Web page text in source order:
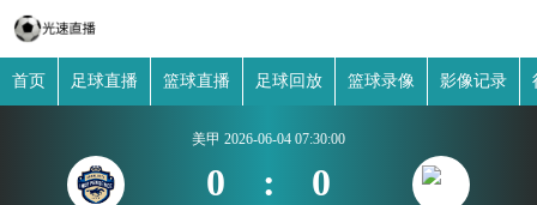
首页 足球直播 篮球直播 足球回放 篮球录像 影像记录
美甲 2026-06-04 07:30:00
0 : 0